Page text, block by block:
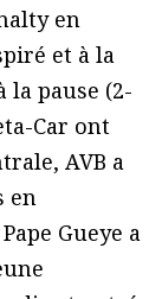
en
et à la
la pause (2-
Car ont
AVB a
en
Gueye a